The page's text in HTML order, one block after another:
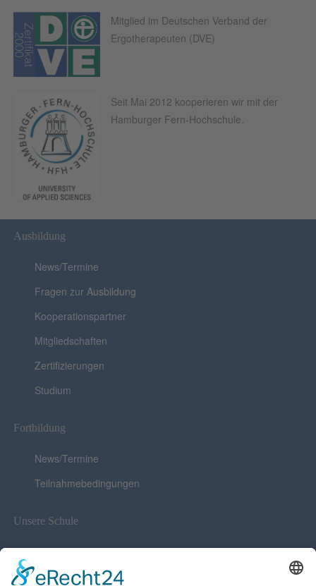
Mitglied im Deutschen Verband der
Ergotherapeuten (DVE)
Seit Mai 2012 kooperieren wir mit der
Hamburger Fern-Hochschule.
Ausbildung
News/Termine
Fragen zur Ausbildung
Kooperationspartner
Mitgliedschaften
Zertifizierungen
Studium
Fortbildung
News/Termine
Teilnahmebedingungen
Unsere Schule
News
Stellenausschreibung